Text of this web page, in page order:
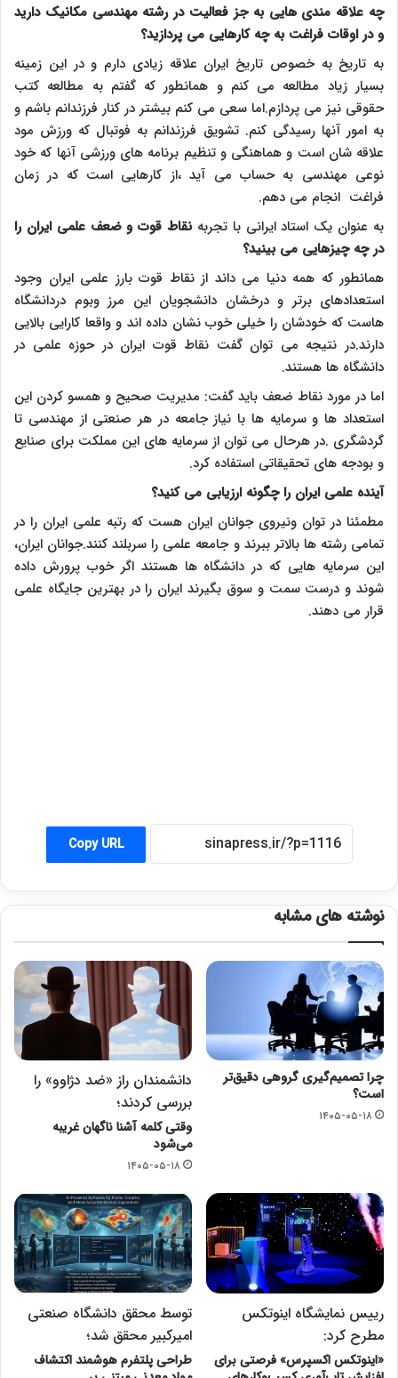
چه علاقه مندی هایی به جز فعالیت در رشته مهندسی مکانیک دارید
و در اوقات فراغت به چه کارهایی می پردازید؟
به تاریخ به خصوص تاریخ ایران علاقه زیادی دارم و در این زمینه
بسیار زیاد مطالعه می کنم و همانطور که گفتم به مطالعه کتب
حقوقی نیز می پردازم.اما سعی می کنم بیشتر در کنار فرزندانم باشم و
به امور آنها رسیدگی کنم. تشویق فرزندانم به فوتبال که ورزش مود
علاقه شان است و هماهنگی و تنظیم برنامه های ورزشی آنها که خود
نوعی مهندسی به حساب می آید ،از کارهایی است که در زمان
فراغت انجام می دهم.
به عنوان یک استاد ایرانی با تجربهنقاط قوت و ضعف علمی ایران را
در چه چیزهایی می بینید؟
همانطور که همه دنیا می داند از نقاط قوت بارز علمی ایران وجود
استعدادهای برتر و درخشان دانشجویان این مرز وبوم دردانشگاه
هاست که خودشان را خیلی خوب نشان داده اند و واقعا کارایی بالایی
دارند.در نتیجه می توان گفت نقاط قوت ایران در حوزه علمی در
دانشگاه ها هستند.
اما در مورد نقاط ضعف باید گفت: مدیریت صحیح و همسو کردن این
استعداد ها و سرمایه ها با نیاز جامعه در هر صنعتی از مهندسی تا
گردشگری .در هرحال می توان از سرمایه های این مملکت برای صنایع
و بودجه های تحقیقاتی استفاده کرد.
آینده علمی ایران را چگونه ارزیابی می کنید؟
مطمئنا در توان ونیروی جوانان ایران هست که رتبه علمی ایران را در
تمامی رشته ها بالاتر ببرند و جامعه علمی را سربلند کنند.جوانان ایران،
این سرمایه هایی که در دانشگاه ها هستند اگر خوب پرورش داده
شوند و درست سمت و سوق بگیرند ایران را در بهترین جایگاه علمی
قرار می دهند.
Copy URL
نوشته های مشابه
چرا تصمیم‌گیری گروهی دقیق‌تر
است؟
۱۴۰۵-۰۵-۱۸
دانشمندان راز «ضد دژاوو» را
بررسی کردند؛
وقتی کلمه آشنا ناگهان غریبه
می‌شود
۱۴۰۵-۰۵-۱۸
رییس نمایشگاه اینوتکس
مطرح کرد:
«اینوتکس اکسپرس» فرصتی برای
توسط محقق دانشگاه صنعتی
امیرکبیر محقق شد؛
طراحی پلتفرم هوشمند اکتشاف